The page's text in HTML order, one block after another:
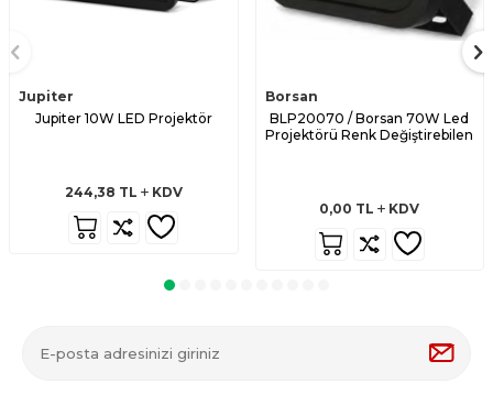
Jupiter
Jupiter 10W LED Projektör
244,38 TL KDV
Borsan
BLP20070 / Borsan 70W Led
Projektörü Renk Değiştirebilen
0,00 TL KDV